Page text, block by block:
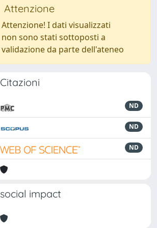
Attenzione
Attenzione! I dati visualizzati
non sono stati sottoposti a
validazione da parte dell'ateneo
Citazioni
ND
ND
ND
social impact